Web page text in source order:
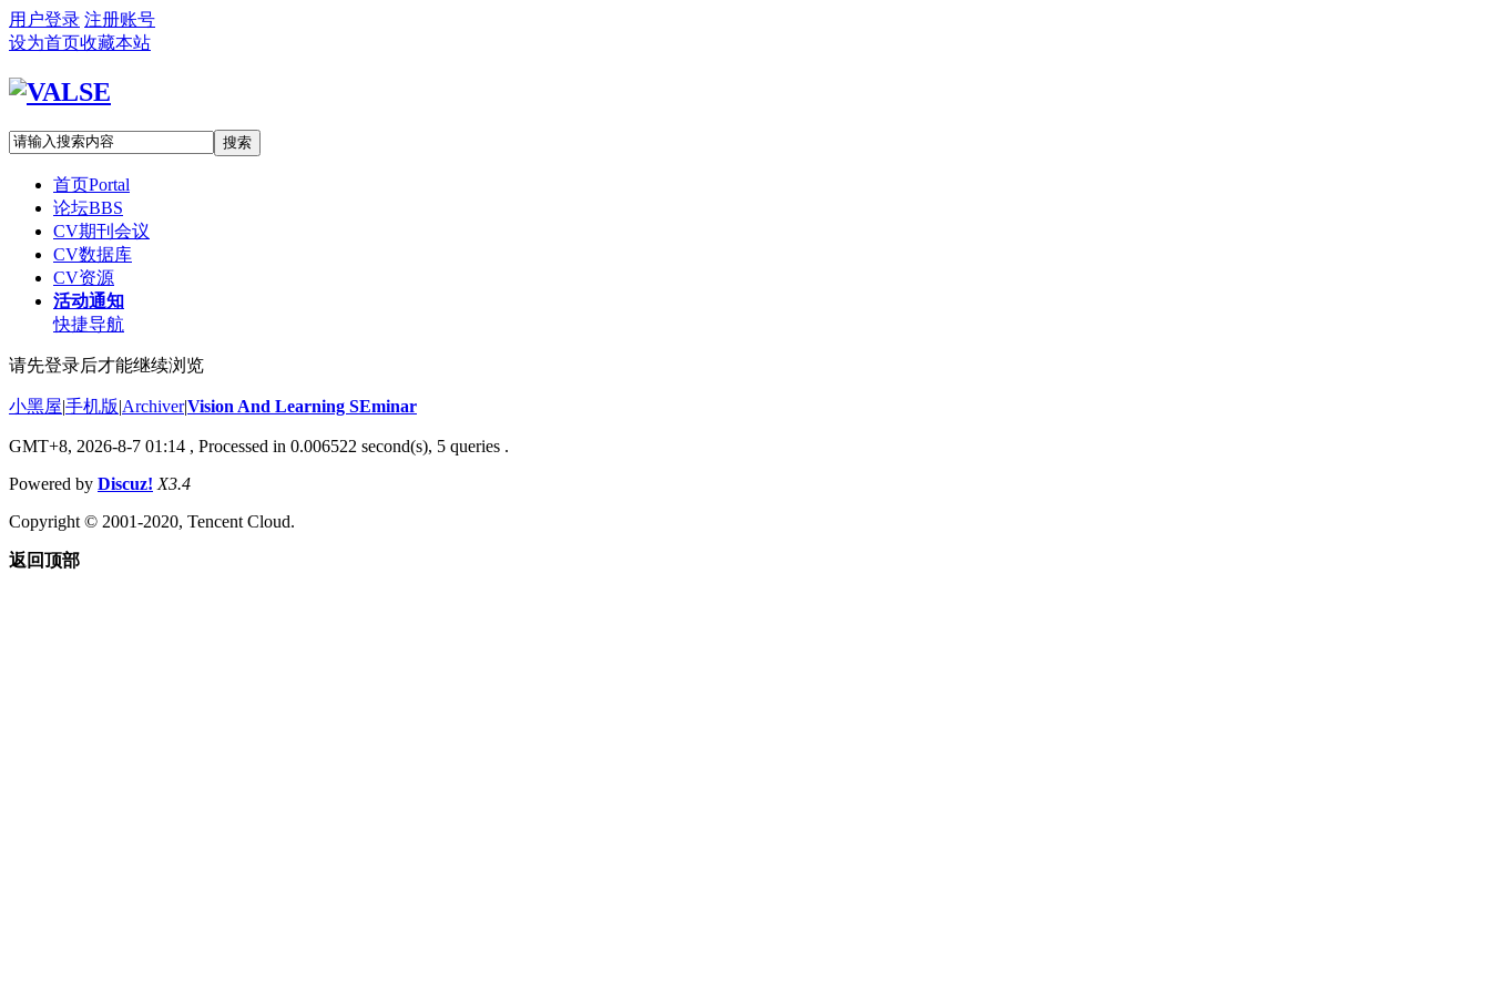
用户登录 注册账号
设为首页收藏本站
搜索
首页Portal
论坛BBS
CV期刊会议
CV数据库
CV资源
活动通知
快捷导航
请先登录后才能继续浏览
小黑屋|手机版|Archiver|Vision And Learning SEminar
GMT+8, 2026-8-7 01:14 , Processed in 0.006522 second(s), 5 queries .
Powered by Discuz! X3.4
Copyright © 2001-2020, Tencent Cloud.
返回顶部